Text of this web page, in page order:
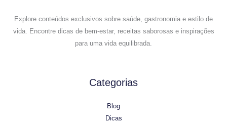
Explore conteúdos exclusivos sobre saúde, gastronomia e estilo de
vida. Encontre dicas de bem-estar, receitas saborosas e inspirações
para uma vida equilibrada.
Categorias
Blog
Dicas